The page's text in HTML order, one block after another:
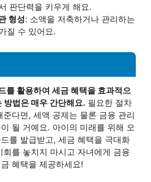
판단력을 키우게 해요.
형성: 소액을 저축하거나 관리하는
질 수 있어요.
를 활용하여 세금 혜택을 효과적으
방법은 매우 간단해요. 필요한 절차
준다면, 세액 공제는 물론 금융 관리
될 거예요. 아이의 미래를 위해 오
를 발급받고, 세금 혜택을 극대화
회를 놓치지 마시고 자녀에게 금융
혜택을 제공하세요!